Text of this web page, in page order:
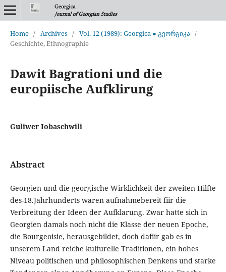
Home / Archives / Vol. 12 (1989): Georgica ● გეორგიკა /
Geschichte, Ethnographie
Dawit Bagrationi und die
europiische Aufklirung
Guliwer Iobaschwili
Abstract
Georgien und die georgische Wirklichkeit der zweiten Hilfte
des-18.Jahrhunderts waren aufnahmebereit fiir die
Verbreitung der Ideen der Aufklarung. Zwar hatte sich in
Georgien damals noch nicht die Klasse der neuen Epoche,
die Bourgeoisie, herausgebildet, doch dafiir gab es in
unserem Land reiche kulturelle Traditionen, ein hohes
Niveau politischen und philosophischen Denkens und starke